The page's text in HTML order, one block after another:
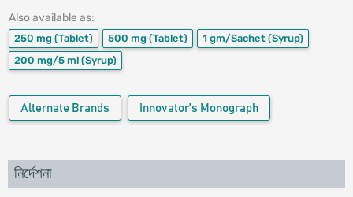
Also available as:
250 mg (Tablet) 500 mg (Tablet) 1 gm/Sachet (Syrup)
200 mg/5 ml (Syrup)
Alternate Brands Innovator's Monograph
নির্দেশনা